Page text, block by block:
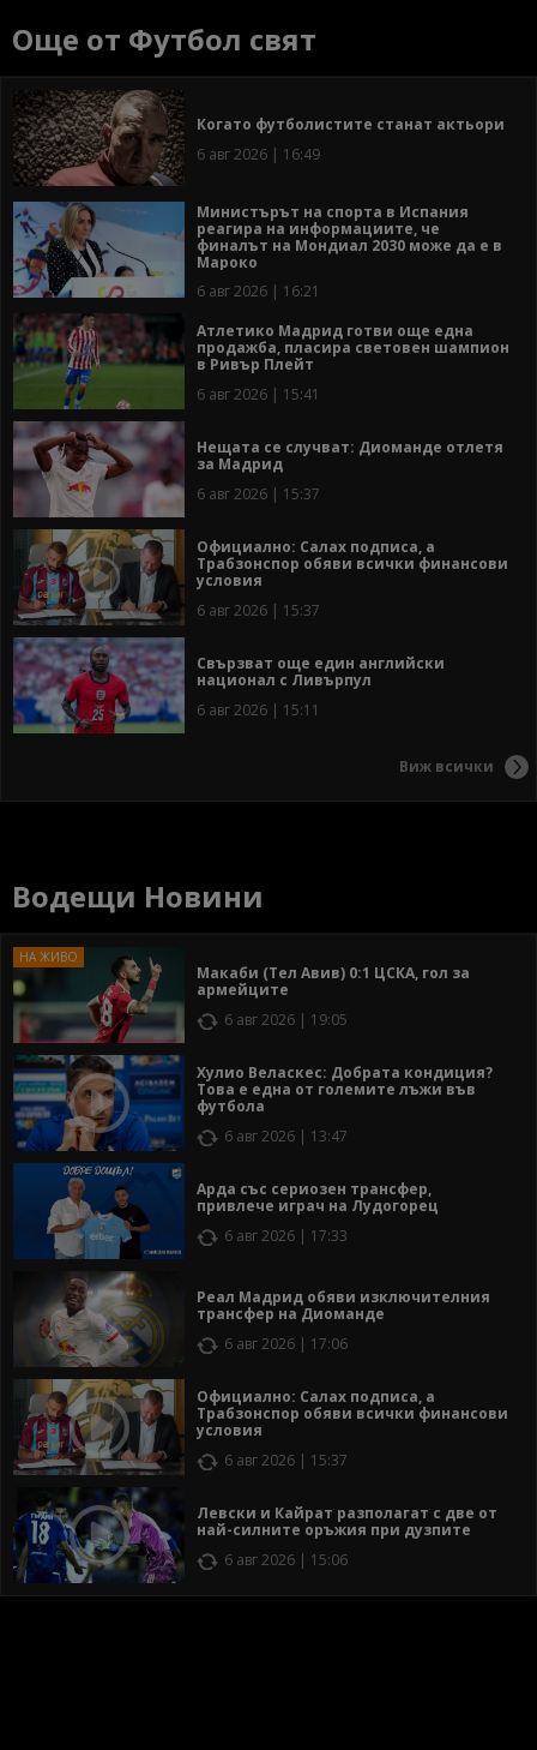
Още от Футбол свят
Когато футболистите станат актьори
6 авг 2026 | 16:49
Министърът на спорта в Испания
реагира на информациите, че
финалът на Мондиал 2030 може да е в
Мароко
6 авг 2026 | 16:21
Атлетико Мадрид готви още една
продажба, пласира световен шампион
в Ривър Плейт
6 авг 2026 | 15:41
Нещата се случват: Диоманде отлетя
за Мадрид
6 авг 2026 | 15:37
Официално: Салах подписа, а
Трабзонспор обяви всички финансови
условия
6 авг 2026 | 15:37
Свързват още един английски
национал с Ливърпул
6 авг 2026 | 15:11
Виж всички
Водещи Новини
Макаби (Тел Авив) 0:1 ЦСКА, гол за
армейците
6 авг 2026 | 19:05
Хулио Веласкес: Добрата кондиция?
Това е една от големите лъжи във
футбола
6 авг 2026 | 13:47
Арда със сериозен трансфер,
привлече играч на Лудогорец
6 авг 2026 | 17:33
Реал Мадрид обяви изключителния
трансфер на Диоманде
6 авг 2026 | 17:06
Официално: Салах подписа, а
Трабзонспор обяви всички финансови
условия
6 авг 2026 | 15:37
Левски и Кайрат разполагат с две от
най-силните оръжия при дузпите
6 авг 2026 | 15:06